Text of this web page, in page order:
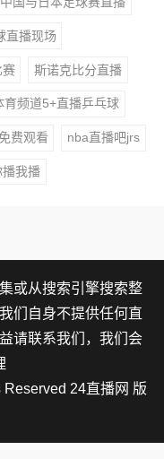
直播现场
赛 斯诺克比分直播
育频道5+直播乒乓球
费观看 nba直播吧jrs
播我播
或从搜索引擎搜索整
们自身不提供任何直
请联系我们，我们会
24直播网 版